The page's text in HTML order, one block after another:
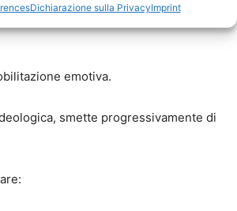
Dichiarazione sulla PrivacyImprint
emotiva.
smette progressivamente di